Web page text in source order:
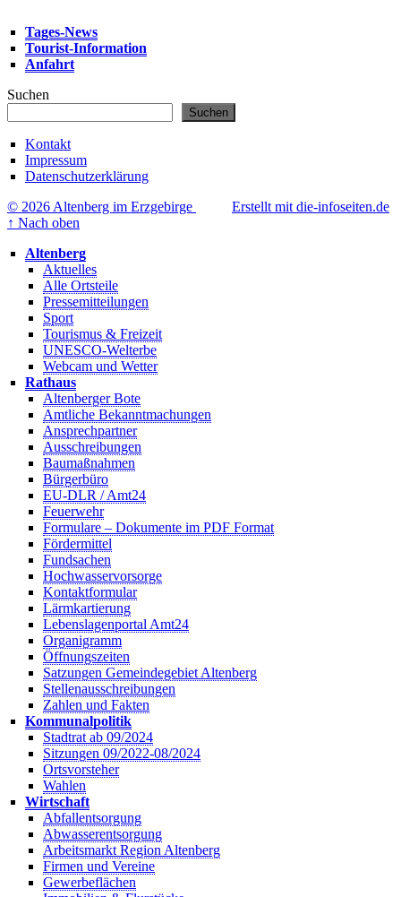
Tages-News
Tourist-Information
Anfahrt
Suchen
Suchen
Kontakt
Impressum
Datenschutzerklärung
© 2026 Altenberg im Erzgebirge
Erstellt mit die-infoseiten.de
↑ Nach oben
Altenberg
Aktuelles
Alle Ortsteile
Pressemitteilungen
Sport
Tourismus & Freizeit
UNESCO-Welterbe
Webcam und Wetter
Rathaus
Altenberger Bote
Amtliche Bekanntmachungen
Ansprechpartner
Ausschreibungen
Baumaßnahmen
Bürgerbüro
EU-DLR / Amt24
Feuerwehr
Formulare – Dokumente im PDF Format
Fördermittel
Fundsachen
Hochwasservorsorge
Kontaktformular
Lärmkartierung
Lebenslagenportal Amt24
Organigramm
Öffnungszeiten
Satzungen Gemeindegebiet Altenberg
Stellenausschreibungen
Zahlen und Fakten
Kommunalpolitik
Stadtrat ab 09/2024
Sitzungen 09/2022-08/2024
Ortsvorsteher
Wahlen
Wirtschaft
Abfallentsorgung
Abwasserentsorgung
Arbeitsmarkt Region Altenberg
Firmen und Vereine
Gewerbeflächen